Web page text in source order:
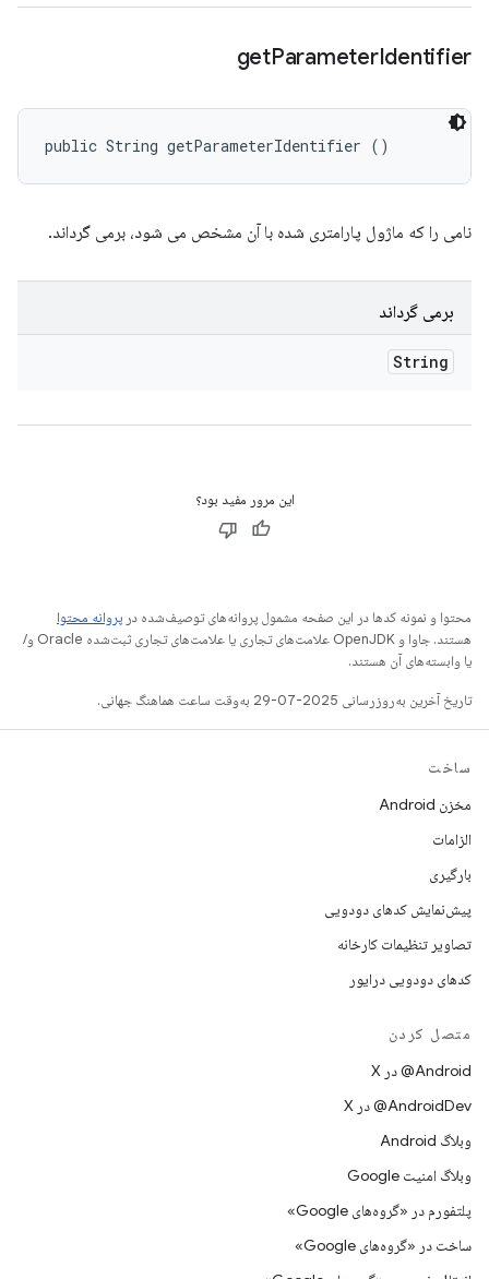
getParameterIdentifier
public String getParameterIdentifier ()
نامی را که ماژول پارامتری شده با آن مشخص می شود، برمی گرداند.
برمی گرداند
String
این مرور مفید بود؟
محتوا و نمونه کدها در این صفحه مشمول پروانه‌های توصیف‌شده در پروانه محتوا
هستند. جاوا و OpenJDK علامت‌های تجاری یا علامت‌های تجاری ثبت‌شده Oracle و/
یا وابسته‌های آن هستند.
تاریخ آخرین به‌روزرسانی 2025-07-29 به‌وقت ساعت هماهنگ جهانی.
ساخت
مخزن Android
الزامات
بارگیری
پیش‌نمایش کدهای دودویی
تصاویر تنظیمات کارخانه
کدهای دودویی درایور
متصل کردن
‫‎@Android در X
‫‎@AndroidDev در X
وبلاگ Android
وبلاگ امنیت Google
پلتفورم در «گروه‌های Google»
ساخت در «گروه‌های Google»